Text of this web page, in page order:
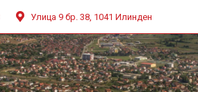
Улица 9 бр. 38, 1041 Илинден